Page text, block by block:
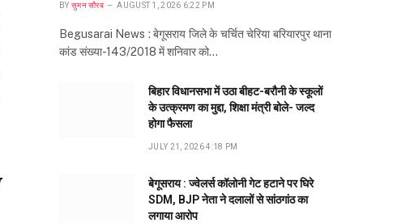
BY सुमन सौरब AUGUST 1, 2026 6:22 PM
Begusarai News : बेगूसराय जिले के चर्चित चेरिया बरियारपुर थाना
कांड संख्या-143/2018 में शनिवार को…
बिहार विधानसभा में उठा बीहट-बरौनी के स्कूलों
के उत्क्रमण का मुद्दा, शिक्षा मंत्री बोले- जल्द
होगा फैसला
JULY 21, 2026 4:18 PM
बेगूसराय : ज्वेलर्स कॉलोनी गेट हटाने पर घिरे
SDM, BJP नेता ने दलालों से सांठगांठ का
लगाया आरोप